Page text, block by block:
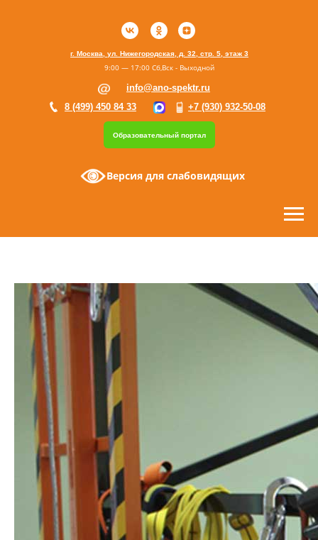
Образовательный портал
г. Москва, ул. Нижегородская, д. 32, стр. 5, этаж 3
+7 (930) 932-50-08
8 (499) 450 84 33
info@ano-spektr.ru
9:00 — 17:00 Сб,Вск - Выходной
Версия для слабовидящих